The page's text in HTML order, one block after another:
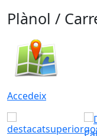
Plànol /
Accedeix